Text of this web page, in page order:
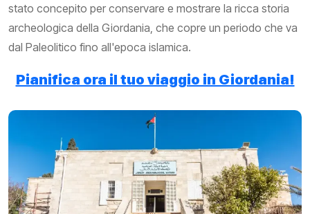
stato concepito per conservare e mostrare la ricca storia
archeologica della Giordania, che copre un periodo che va
dal Paleolitico fino all'epoca islamica.
Pianifica ora il tuo viaggio in Giordania!